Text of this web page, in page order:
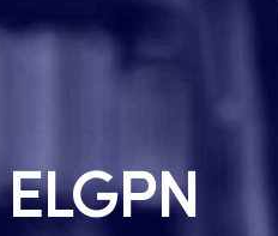
ELGPN